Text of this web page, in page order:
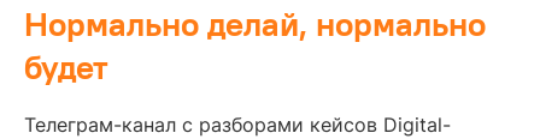
Нормально делай, нормально
будет
Телеграм-канал с разборами кейсов Digital-